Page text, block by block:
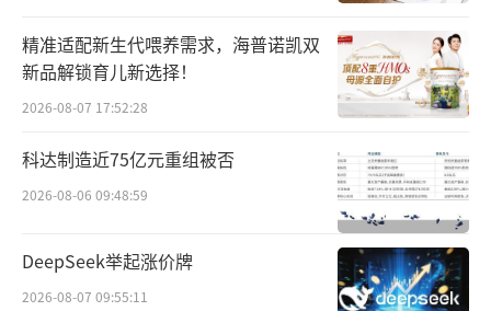
然而在陈少杰事发一个月后，“一条小团
团”的微博便开始停更，到今年1月27日，“一
条小团团”又在斗鱼鱼吧发动态宣布了停播，
此后便再无音讯。
直到近日，陈少杰取保候审的消息传出
后，隔日便有媒体报道“一条小团团”相关情
况。
精准适配新生代喂养需求，海普诺凯双
新品解锁育儿新选择！
2026-08-07 17:52:28
科达制造近75亿元重组被否
2026-08-06 09:48:59
DeepSeek举起涨价牌
2026-08-07 09:55:11